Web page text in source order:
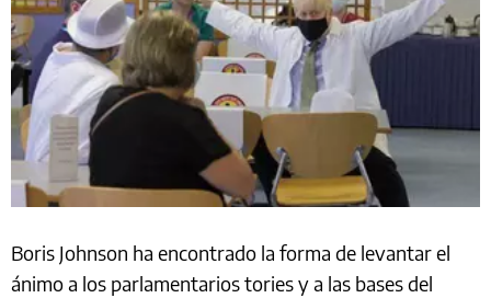
Boris Johnson ha encontrado la forma de levantar el
ánimo a los parlamentarios tories y a las bases del